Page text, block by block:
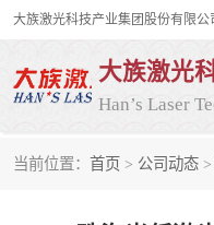
当前位置： 首页 > 公司动态